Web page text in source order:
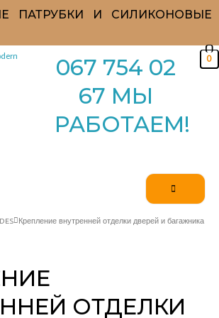
ПАТРУБКИ И СИЛИКОНОВЫЕ
067 754 02
67 МЫ
РАБОТАЕМ!
0
Крепление внутренней отделки дверей и багажника
ОТДЕЛКИ